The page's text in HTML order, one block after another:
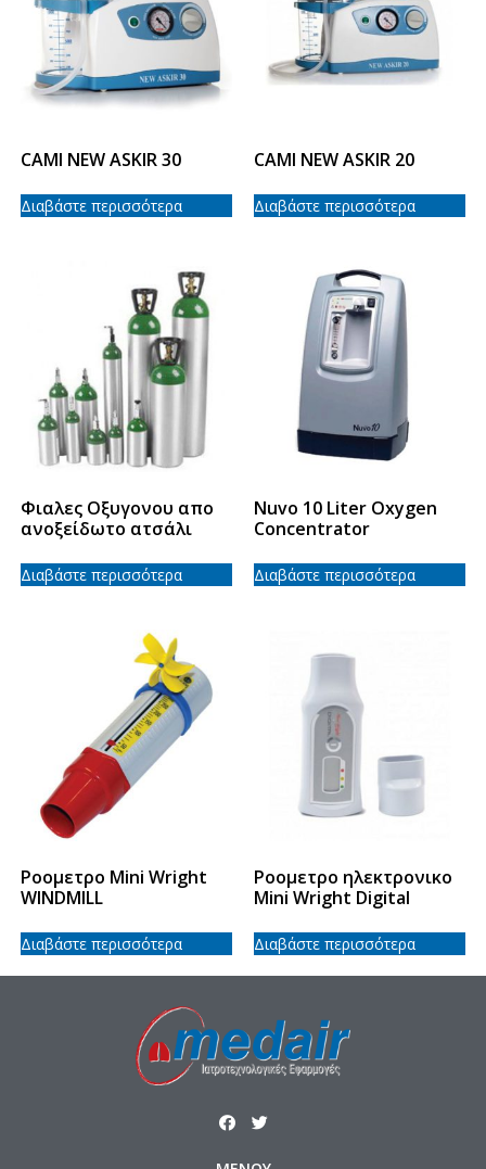
CAMI NEW ASKIR 30
Διαβάστε περισσότερα
CAMI NEW ASKIR 20
Διαβάστε περισσότερα
Φιαλες Οξυγονου απο
ανοξείδωτο ατσάλι
Διαβάστε περισσότερα
Nuvo 10 Liter Oxygen
Concentrator
Διαβάστε περισσότερα
Ροομετρο Mini Wright
WINDMILL
Διαβάστε περισσότερα
Ροομετρο ηλεκτρονικο
Mini Wright Digital
Διαβάστε περισσότερα